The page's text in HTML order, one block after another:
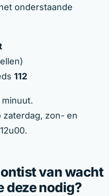
onderstaande
112
zaterdag, zon- en
van wacht
deze nodig?